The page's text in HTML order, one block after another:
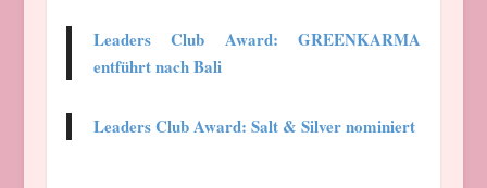
Leaders Club Award: GREENKARMA
entführt nach Bali
Leaders Club Award: Salt & Silver nominiert